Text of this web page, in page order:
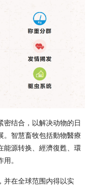
密结合，以解决动物的日
。智慧畜牧包括動物醫療
能源转换、經濟復甦、環
。
在全球范围内得以实